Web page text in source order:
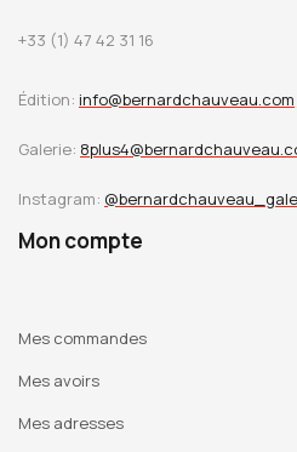
tampon à la main sur papier Rivoli.
encre jaune pour les exemplaires
de François Morellet.
Acquisitions : artothèques de
Villefranche s/ Saône.
+33 (1) 47 42 31 16
Édition: info@bernardchauveau.com
Galerie:
Instagram:
Mon compte
Mes commandes
Mes avoirs
Mes adresses